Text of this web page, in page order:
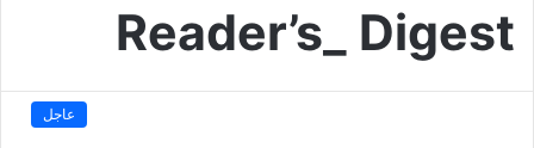
Reader’s_ Digest
عاجل